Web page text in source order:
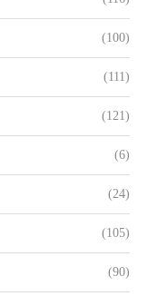
(100)
(111)
(121)
(6)
(24)
(105)
(90)